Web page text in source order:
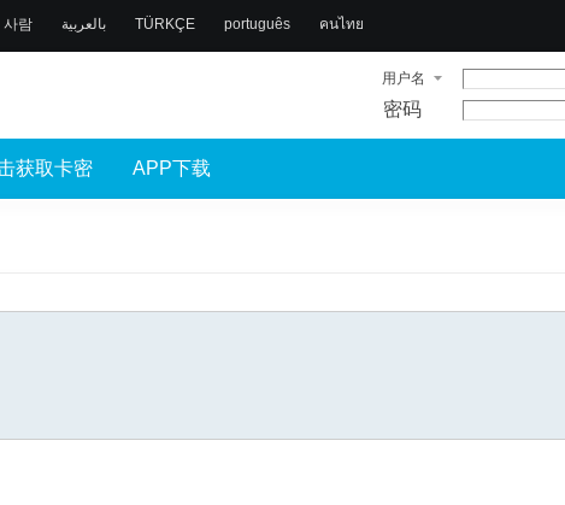
사람 بالعربية TÜRKÇE português คนไทย
用户名
密码
获取卡密 APP下载